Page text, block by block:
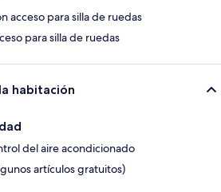
acceso para silla de ruedas
para silla de ruedas
habitación
del aire acondicionado
artículos gratuitos)